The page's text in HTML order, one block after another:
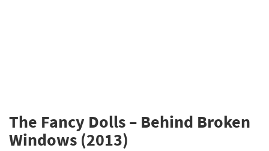
The Fancy Dolls – Behind Broken
Windows (2013)